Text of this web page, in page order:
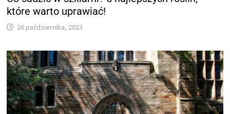
które warto uprawiać!
26 października, 2023